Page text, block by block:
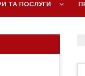
ТА ПОСЛУГИ